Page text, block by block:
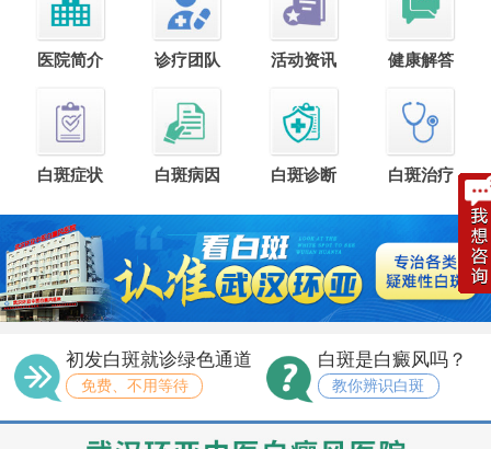
医院简介 诊疗团队 活动资讯 健康解答
白斑症状 白斑病因 白斑诊断 白斑治疗
初发白斑就诊绿色通道
免费、不用等待
白斑是白癜风吗？
教你辨识白斑